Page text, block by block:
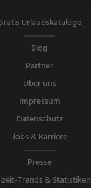
Urlaubskataloge
Blog
Partner
Über uns
Impressum
Datenschutz
Jobs & Karriere
Presse
Trends & Statistiken